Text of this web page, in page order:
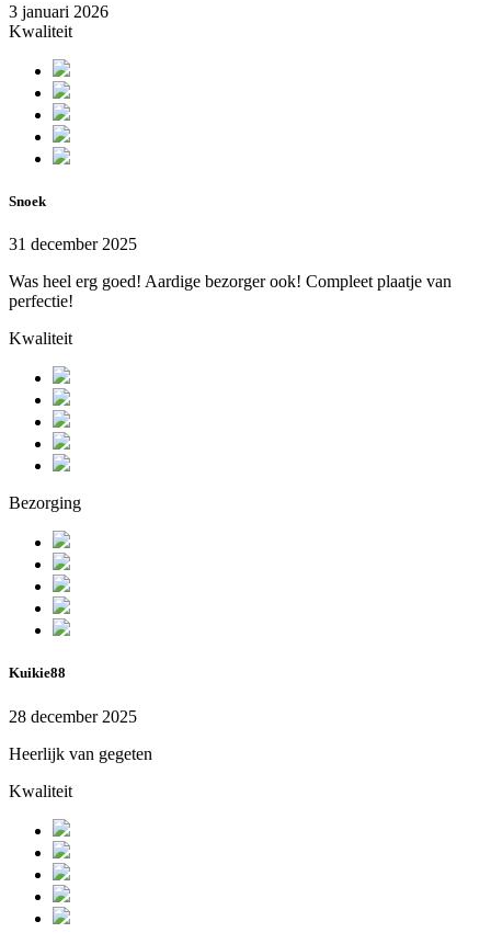
3 januari 2026
Kwaliteit
Snoek
31 december 2025
Was heel erg goed! Aardige bezorger ook! Compleet plaatje van
perfectie!
Kwaliteit
Bezorging
Kuikie88
28 december 2025
Heerlijk van gegeten
Kwaliteit